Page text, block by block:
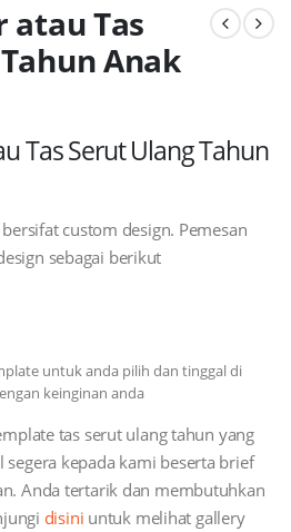
atau Tas
Anak
Tas Serut Ulang Tahun
custom design. Pemesan
sebagai berikut
untuk anda pilih dan tinggal di
keinginan anda
tas serut ulang tahun yang
kepada kami beserta brief
Anda tertarik dan membutuhkan
disini untuk melihat gallery